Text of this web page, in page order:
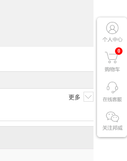
0
更多